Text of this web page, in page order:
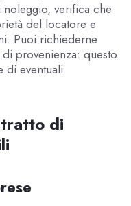
verifica che
del locatore e
Puoi richiederne
provenienza: questo
di eventuali
di